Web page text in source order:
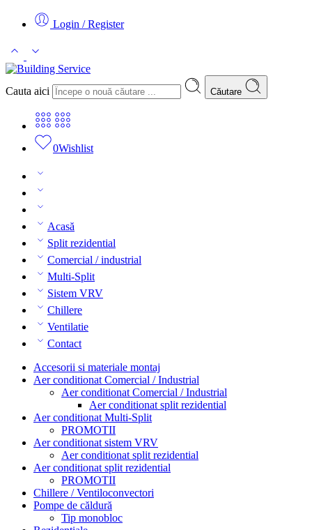
Login / Register
Cauta aici Căutare
0Wishlist
Acasă
Split rezidential
Comercial / industrial
Multi-Split
Sistem VRV
Chillere
Ventilatie
Contact
Accesorii si materiale montaj
Aer conditionat Comercial / Industrial
Aer conditionat Comercial / Industrial
Aer conditionat split rezidential
Aer conditionat Multi-Split
PROMOTII
Aer conditionat sistem VRV
Aer conditionat split rezidential
Aer conditionat split rezidential
PROMOTII
Chillere / Ventiloconvectori
Pompe de căldură
Tip monobloc